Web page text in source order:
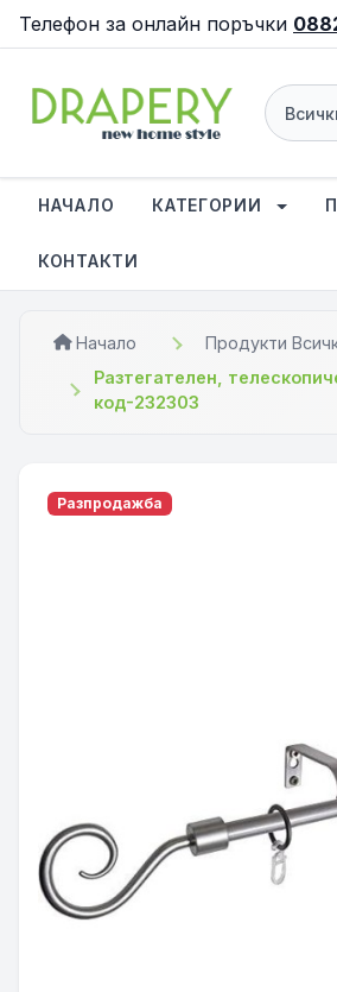
Телефон за онлайн поръчки
НАЧАЛО КАТЕГОРИИ
КОНТАКТИ
Начало Продукти
Разтегателен,
код-232303
Разпродажба